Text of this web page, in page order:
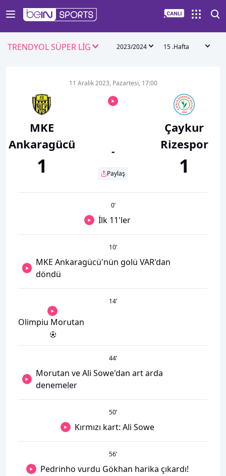
TRENDYOL SÜPER LİG 2023/2024 15 .Hafta
MKE
Ankaragücü
1
11 Aralık 2023, Pazartesi, 17:00
-
Paylaş
Çaykur
Rizespor
1
0’
İlk 11'ler
10’
MKE Ankaragücü'nün golü VAR'dan
döndü
14’
Olimpiu Morutan
44’
Morutan ve Ali Sowe'dan art arda
denemeler
50’
Kırmızı kart: Ali Sowe
56’
Pedrinho vurdu Gökhan harika çıkardı!